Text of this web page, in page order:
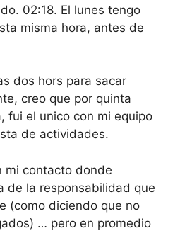
02:18. El lunes tengo
misma hora, antes de
dos hors para sacar
creo que por quinta
fui el unico con mi equipo
de actividades.
mi contacto donde
de la responsabilidad que
(como diciendo que no
… pero en promedio